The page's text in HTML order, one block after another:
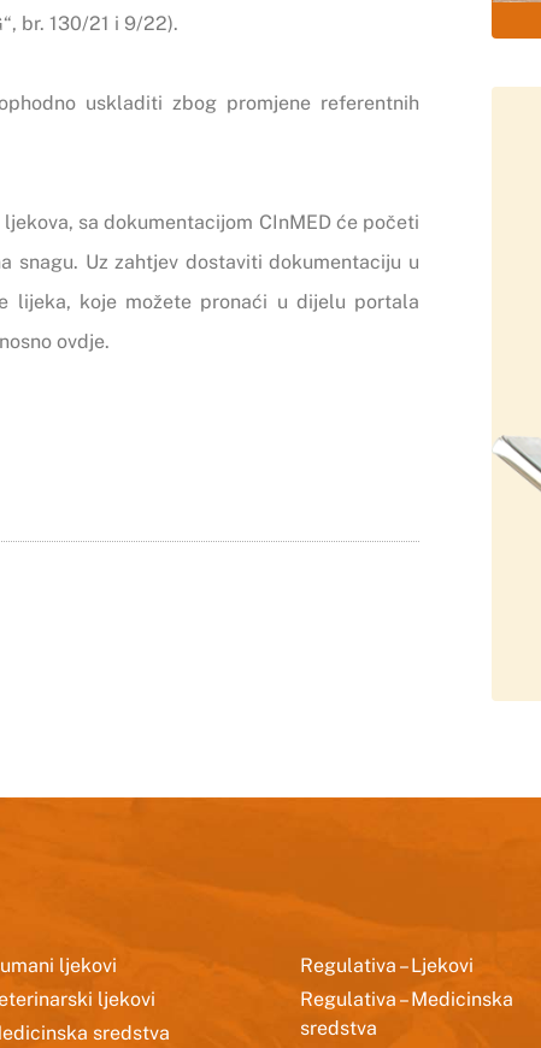
br. 130/21 i 9/22).
uskladiti zbog promjene referentnih
sa dokumentacijom CInMED će početi
snagu. Uz zahtjev dostaviti dokumentaciju u
lijeka, koje možete pronaći u dijelu portala
ovdje.
ljekovi
ljekovi
sredstva
Regulativa – Ljekovi
Regulativa – Medicinska
sredstva